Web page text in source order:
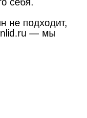
не подходит,
— мы